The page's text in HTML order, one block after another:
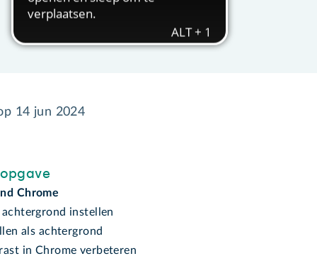
14 jun 2024
Chrome
achtergrond instellen
als achtergrond
in Chrome verbeteren